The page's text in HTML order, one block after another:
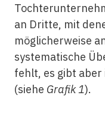
an Dritte, mit
möglicherweise
systematische
fehlt, es gibt aber
(siehe Grafik 1).